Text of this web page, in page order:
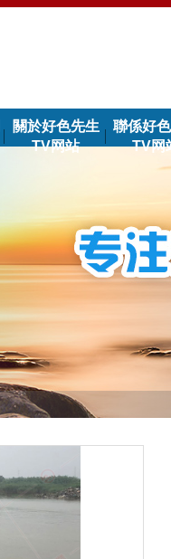
關於好色先生
TV网站
聯係好
TV网